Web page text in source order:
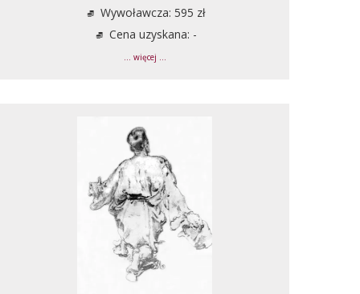
Wywoławcza: 595 zł
Cena uzyskana: -
... więcej ...